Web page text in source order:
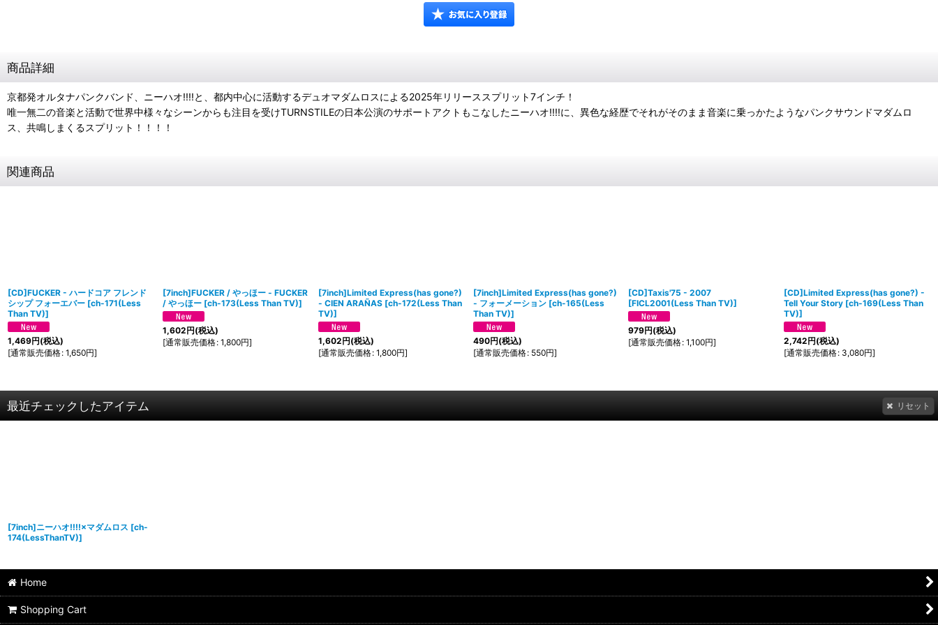
商品詳細
京都発オルタナパンクバンド、ニーハオ!!!!と、都内中心に活動するデュオマダムロスによる2025年リリーススプリット7インチ！
唯一無二の音楽と活動で世界中様々なシーンからも注目を受けTURNSTILEの日本公演のサポートアクトもこなしたニーハオ!!!!に、異色な経歴でそれがそのまま音楽に乗っかたようなパンクサウンドマダムロ
ス、共鳴しまくるスプリット！！！！
関連商品
[CD]FUCKER - ハードコア フレンド
シップ フォーエバー [ch-171(Less
Than TV)]
1,469円(税込)
[通常販売価格: 1,650円]
[7inch]FUCKER / やっほー - FUCKER
/ やっほー [ch-173(Less Than TV)]
1,602円(税込)
[通常販売価格: 1,800円]
[7inch]Limited Express(has gone?)
- CIEN ARAÑAS [ch-172(Less Than
TV)]
1,602円(税込)
[通常販売価格: 1,800円]
[7inch]Limited Express(has gone?)
- フォーメーション [ch-165(Less
Than TV)]
490円(税込)
[通常販売価格: 550円]
[CD]Taxis'75 - 2007
[FICL2001(Less Than TV)]
979円(税込)
[通常販売価格: 1,100円]
[CD]Limited Express(has gone?) -
Tell Your Story [ch-169(Less Than
TV)]
2,742円(税込)
[通常販売価格: 3,080円]
最近チェックしたアイテム リセット
[7inch]ニーハオ!!!!×マダムロス [ch-
174(LessThanTV)]
Home
Shopping Cart